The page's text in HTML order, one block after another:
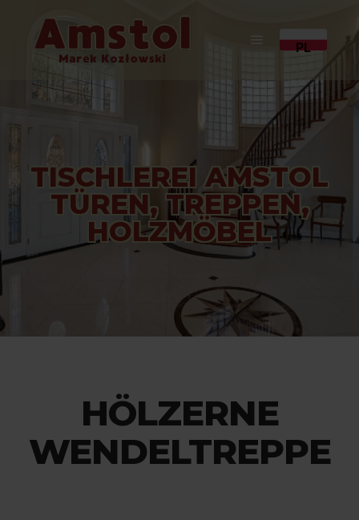
PL
TISCHLEREI AMSTOL
TÜREN, TREPPEN,
HOLZMÖBEL
HÖLZERNE
WENDELTREPPE